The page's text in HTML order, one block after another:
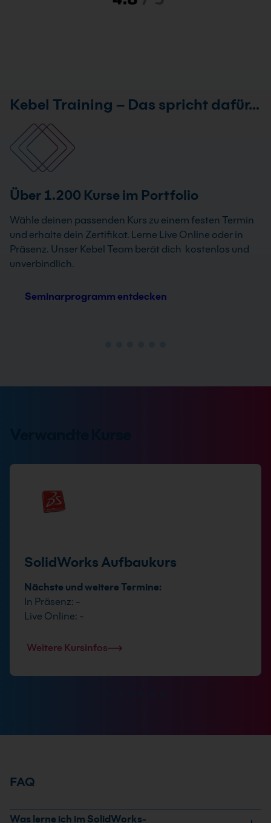
Kebel Training – Das spricht dafür…
Über 1.200 Kurse im Portfolio
Wähle deinen passenden Kurs zu einem festen Termin
und erhalte dein Zertifikat. Lerne Live Online oder in
Präsenz. Unser Kebel Team berät dich kostenlos und
unverbindlich.
Seminarprogramm entdecken
SolidWorks Aufbaukurs
Nächste und weitere Termine:
In Präsenz: -
Live Online: -
Weitere Kursinfos
FAQ
Was lerne ich im SolidWorks-